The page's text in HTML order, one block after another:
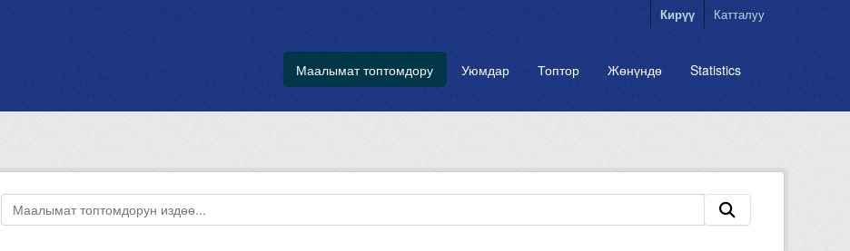
Кирүү Катталуу
Маалымат топтомдору Уюмдар Топтор Жөнүндө Statistics